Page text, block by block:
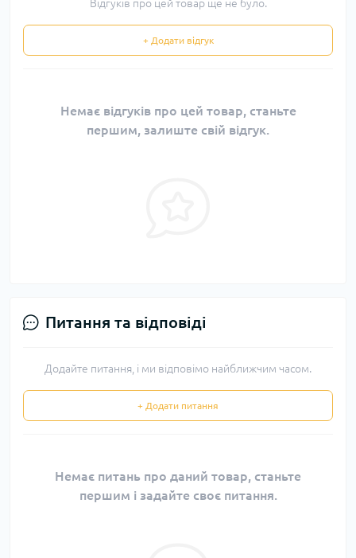
Відгуків про цей товар ще не було.
+ Додати відгук
Немає відгуків про цей товар, станьте
першим, залиште свій відгук.
Питання та відповіді
Додайте питання, і ми відповімо найближчим часом.
+ Додати питання
Немає питань про даний товар, станьте
першим і задайте своє питання.